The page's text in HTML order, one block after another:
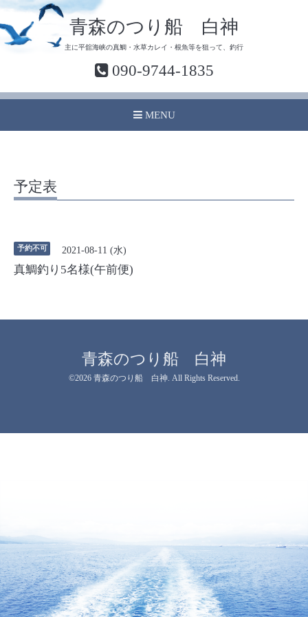
青森のつり船 白神
主に平舘海峡の真鯛・水草カレイ・根魚等を狙って、釣行
090-9744-1835
MENU
予定表
予約不可 2021-08-11 (水)
真鯛釣り5名様(午前便)
青森のつり船 白神
©2026 青森のつり船 白神. All Rights Reserved.